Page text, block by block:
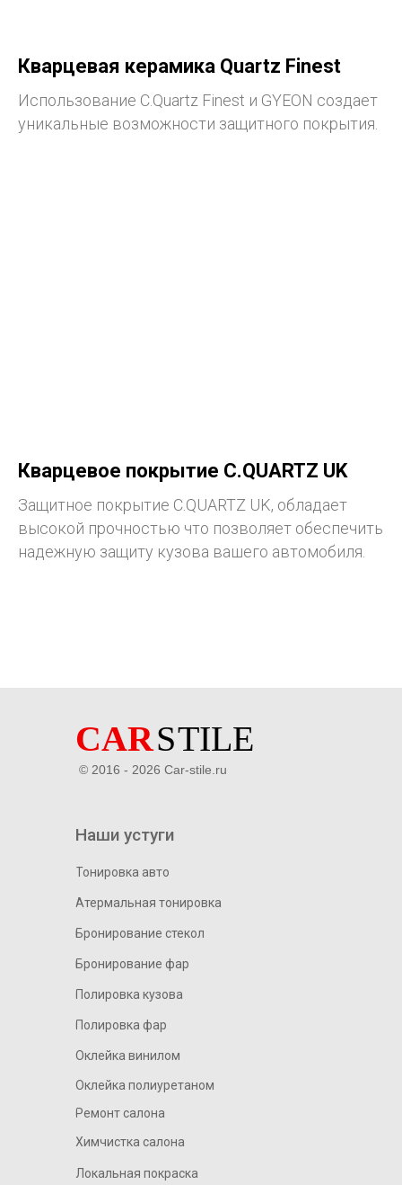
Кварцевая керамика Quartz Finest
Использование C.Quartz Finest и GYEON создает
уникальные возможности защитного покрытия.
Кварцевое покрытие C.QUARTZ UK
Защитное покрытие C.QUARTZ UK, обладает
высокой прочностью что позволяет обеспечить
надежную защиту кузова вашего автомобиля.
Наши устуги
Тонировка авто
Атермальная тонировка
Бронирование стекол
Бронирование фар
Локальная покраска
Оклейка винилом
Оклейка полиуретаном
Химчистка салона
Полировка кузова
Полировка фар
Ремонт салона
© 2016 - 2026 Car-stile.ru